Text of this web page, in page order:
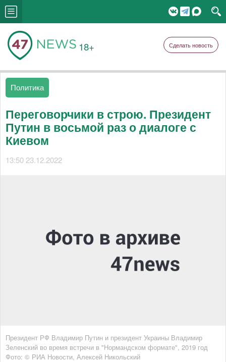
18+ Сделать новость
Политика
Переговорчики в строю. Президент
Путин в восьмой раз о диалоге с
Киевом
13:50 23.12.2022
Президент РФ Владимир Путин и президент Украины Владимир
Зеленский во время встречи в "Нормандском формате", 2019 год
Фото: © РИА Новости, Алексей Никольский